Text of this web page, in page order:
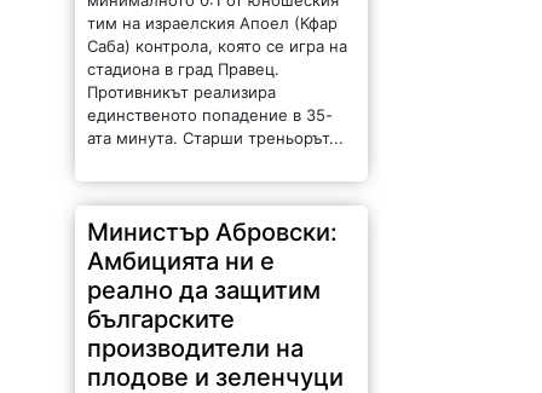
тим на израелския Апоел (Кфар
Саба) контрола, която се игра на
стадиона в град Правец.
Противникът реализира
единственото попадение в 35-
ата минута. Старши треньорът...
Министър Абровски:
Амбицията ни е
реално да защитим
българските
производители на
плодове и зеленчуци